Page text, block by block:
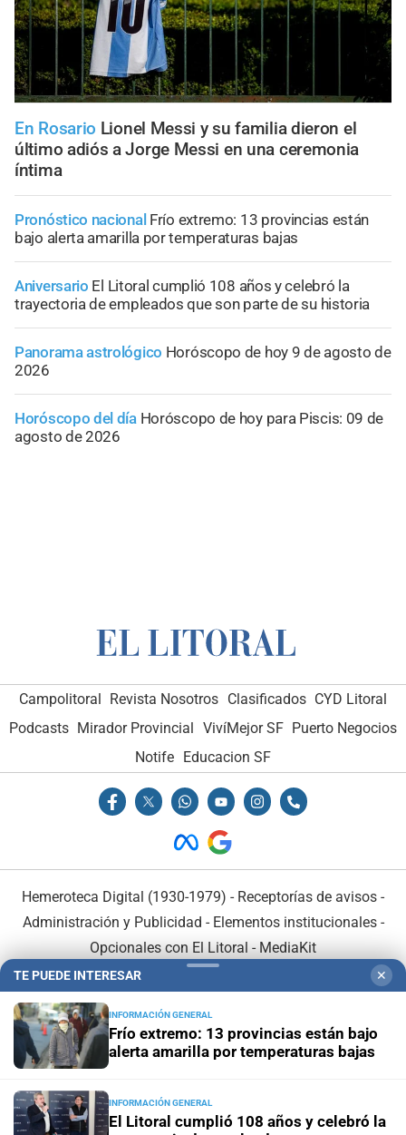
En Rosario Lionel Messi y su familia dieron el
último adiós a Jorge Messi en una ceremonia
íntima
Pronóstico nacional Frío extremo: 13 provincias están
bajo alerta amarilla por temperaturas bajas
Aniversario El Litoral cumplió 108 años y celebró la
trayectoria de empleados que son parte de su historia
Panorama astrológico Horóscopo de hoy 9 de agosto de
2026
Horóscopo del día Horóscopo de hoy para Piscis: 09 de
agosto de 2026
Campolitoral Revista Nosotros Clasificados CYD Litoral
Podcasts Mirador Provincial VivíMejor SF Puerto Negocios
Notife
Educacion SF
Hemeroteca Digital (1930-1979) - Receptorías de avisos -
Administración y Publicidad - Elementos institucionales-
Opcionales con El Litoral - MediaKit
En Asociación con:
TE PUEDE INTERESAR ✕
INFORMACIÓN GENERAL
Frío extremo: 13 provincias están bajo
alerta amarilla por temperaturas bajas
INFORMACIÓN GENERAL
El Litoral cumplió 108 años y celebró la